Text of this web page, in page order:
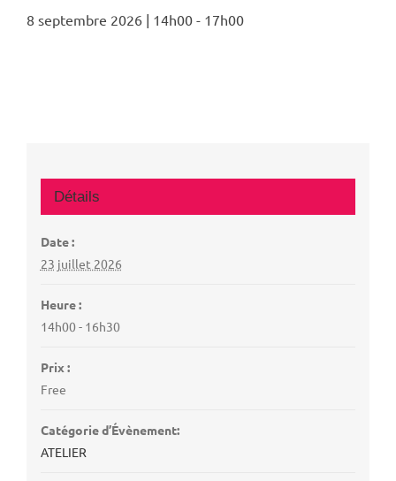
8 septembre 2026 | 14h00 - 17h00
Détails
Date :
23 juillet 2026
Heure :
14h00 - 16h30
Prix :
Free
Catégorie d’Évènement:
ATELIER